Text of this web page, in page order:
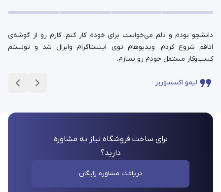
دانشجو بودم و دلم می‌خواست برای خودم کار کنم. کارم رو از گوشه‌ی
اتاقم شروع کردم. ویدیوهام توی اینستاگرام وایرال شد و تونستم
کسب‌وکار مستقل خودم رو بسازم.
لیمو اکسسوریز
برای ساخت فروشگاه نیاز به مشاوره
دارید؟
دریافت مشاوره رایگان